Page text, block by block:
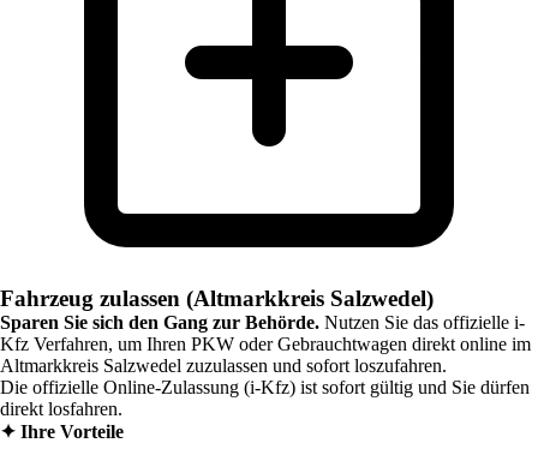
Fahrzeug zulassen (Altmarkkreis Salzwedel)
Sparen Sie sich den Gang zur Behörde. Nutzen Sie das offizielle i-
Kfz Verfahren, um Ihren PKW oder Gebrauchtwagen direkt online im
Altmarkkreis Salzwedel zuzulassen und sofort loszufahren.
Die offizielle Online-Zulassung (i-Kfz) ist sofort gültig und Sie dürfen
direkt losfahren.
✦ Ihre Vorteile